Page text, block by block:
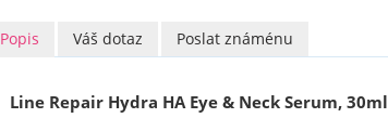
Popis Váš dotaz Poslat známénu
Line Repair Hydra HA Eye & Neck Serum, 30ml